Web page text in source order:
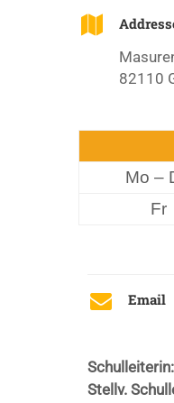
82110
Mo –
Fr
Email
Schulleiterin:
Stellv.